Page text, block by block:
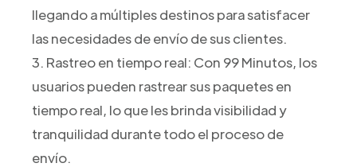
llegando a múltiples destinos para satisfacer
las necesidades de envío de sus clientes.
3. Rastreo en tiempo real: Con 99 Minutos, los
usuarios pueden rastrear sus paquetes en
tiempo real, lo que les brinda visibilidad y
tranquilidad durante todo el proceso de
envío.